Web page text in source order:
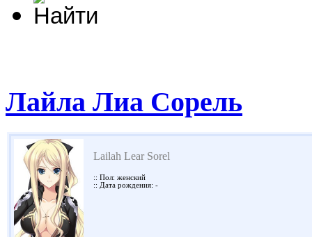
Лайла Лиа Сорель
Lailah Lear Sorel
:: Пол: женский
:: Дата рождения: -